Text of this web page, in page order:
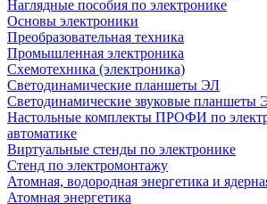
Наглядные пособия по электронике
Основы электроники
Преобразовательная техника
Промышленная электроника
Схемотехника (электроника)
Светодинамические планшеты ЭЛ
Светодинамические звуковые планшеты
Настольные комплекты ПРОФИ по
автоматике
Виртуальные стенды по электронике
Стенд по электромонтажу
Атомная, водородная энергетика и
Атомная энергетика